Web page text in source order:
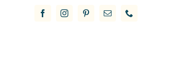
FacebookInstagramPinterestEmail Phone